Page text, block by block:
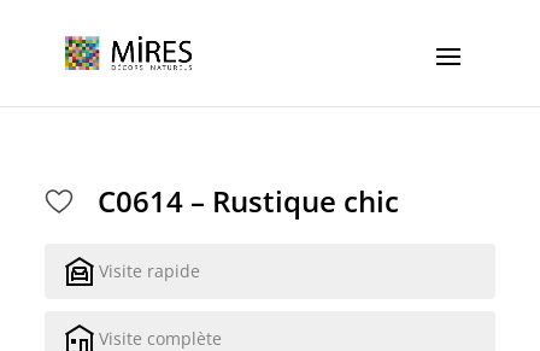
C0614 – Rustique chic
Visite rapide
Visite complète